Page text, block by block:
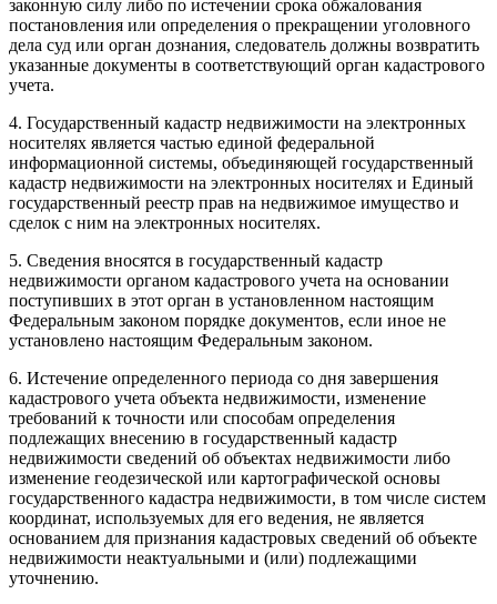
законную силу либо по истечении срока обжалования
постановления или определения о прекращении уголовного
дела суд или орган дознания, следователь должны возвратить
указанные документы в соответствующий орган кадастрового
учета.
4. Государственный кадастр недвижимости на электронных
носителях является частью единой федеральной
информационной системы, объединяющей государственный
кадастр недвижимости на электронных носителях и Единый
государственный реестр прав на недвижимое имущество и
сделок с ним на электронных носителях.
5. Сведения вносятся в государственный кадастр
недвижимости органом кадастрового учета на основании
поступивших в этот орган в установленном настоящим
Федеральным законом порядке документов, если иное не
установлено настоящим Федеральным законом.
6. Истечение определенного периода со дня завершения
кадастрового учета объекта недвижимости, изменение
требований к точности или способам определения
подлежащих внесению в государственный кадастр
недвижимости сведений об объектах недвижимости либо
изменение геодезической или картографической основы
государственного кадастра недвижимости, в том числе систем
координат, используемых для его ведения, не является
основанием для признания кадастровых сведений об объекте
недвижимости неактуальными и (или) подлежащими
уточнению.